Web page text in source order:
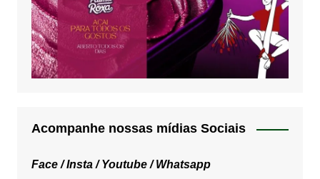
Acompanhe nossas mídias Sociais
Face /Insta /Youtube /Whatsapp